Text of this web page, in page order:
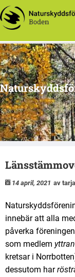
14 april, 2021 av
innebär att alla
påverka
som medlem
kretsar i
dessutom har